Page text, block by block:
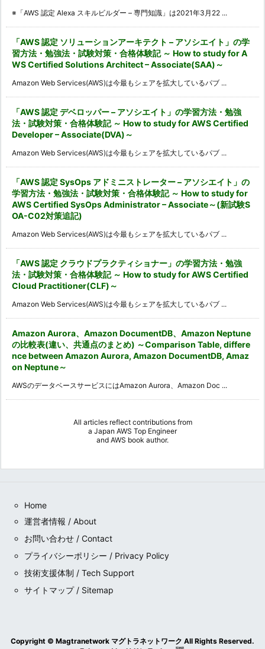
※「AWS 認定 Alexa スキルビルダー – 専門知識」は2021年3月22 ...
「AWS 認定 ソリューションアーキテクト – アソシエイト」の学
習方法・勉強法・試験対策・合格体験記 ～ How to study for A
WS Certified Solutions Architect – Associate(SAA)～
Amazon Web Services(AWS)は今最もシェアを拡大しているパブ ...
「AWS 認定 デベロッパー – アソシエイト」の学習方法・勉強
法・試験対策・合格体験記 ～ How to study for AWS Certified
Developer – Associate(DVA)～
Amazon Web Services(AWS)は今最もシェアを拡大しているパブ ...
「AWS 認定 SysOps アドミニストレーター – アソシエイト」の
学習方法・勉強法・試験対策・合格体験記 ～ How to study for
AWS Certified SysOps Administrator – Associate～(新試験S
OA-C02対策追記)
Amazon Web Services(AWS)は今最もシェアを拡大しているパブ ...
「AWS 認定 クラウドプラクティショナー」の学習方法・勉強
法・試験対策・合格体験記 ～ How to study for AWS Certified
Cloud Practitioner(CLF)～
Amazon Web Services(AWS)は今最もシェアを拡大しているパブ ...
Amazon Aurora、Amazon DocumentDB、Amazon Neptune
の比較表(違い、共通点のまとめ) ～Comparison Table, differe
nce between Amazon Aurora, Amazon DocumentDB, Amaz
on Neptune～
AWSのデータベースサービスにはAmazon Aurora、Amazon Doc ...
All articles reflect contributions from
a Japan AWS Top Engineer
and AWS book author.
Home
運営者情報 / About
お問い合わせ / Contact
プライバシーポリシー / Privacy Policy
技術支援体制 / Tech Support
サイトマップ / Sitemap
Copyright © Magtranetwork マグトラネットワーク All Rights Reserved.